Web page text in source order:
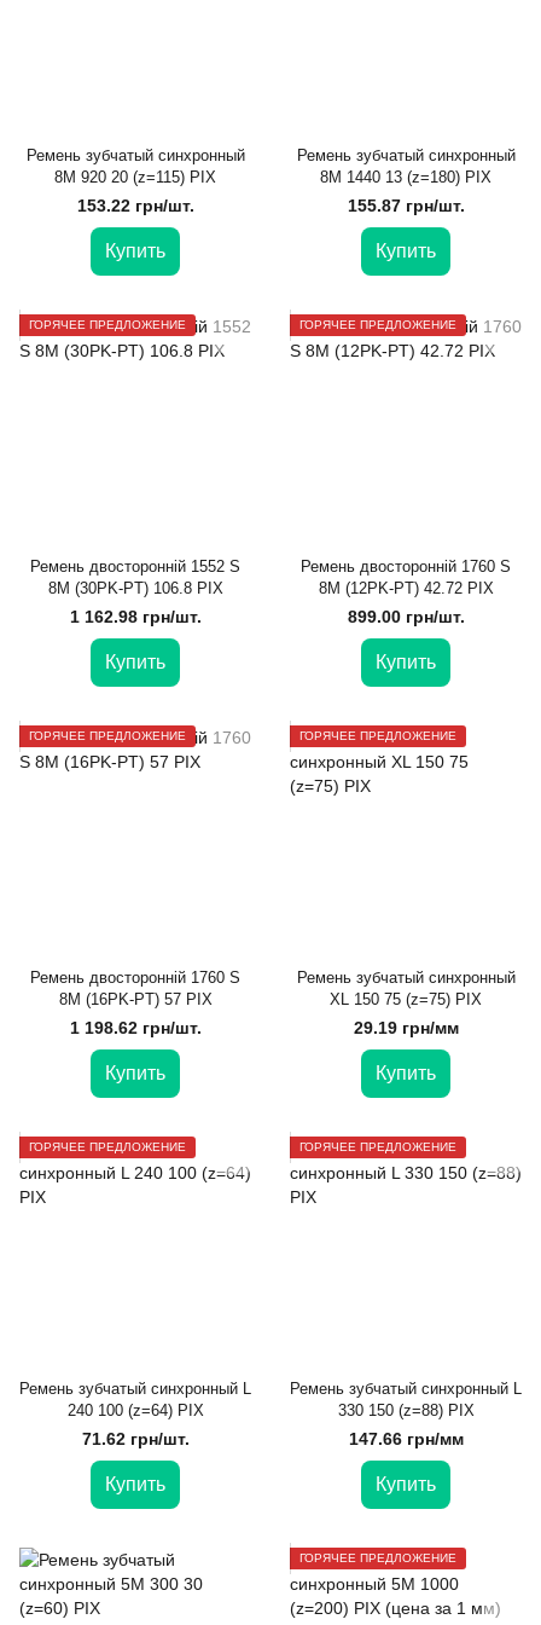
Ремень зубчатый синхронный
8M 920 20 (z=115) PIX
153.22 грн/шт.
Купить
Ремень зубчатый синхронный
8M 1440 13 (z=180) PIX
155.87 грн/шт.
Купить
ГОРЯЧЕЕ ПРЕДЛОЖЕНИЕ
Ремень двосторонній 1552 S
8M (30PK-PT) 106.8 PIX
1 162.98 грн/шт.
Купить
ГОРЯЧЕЕ ПРЕДЛОЖЕНИЕ
Ремень двосторонній 1760 S
8M (12PK-PT) 42.72 PIX
899.00 грн/шт.
Купить
ГОРЯЧЕЕ ПРЕДЛОЖЕНИЕ
Ремень двосторонній 1760 S
8M (16PK-PT) 57 PIX
1 198.62 грн/шт.
Купить
ГОРЯЧЕЕ ПРЕДЛОЖЕНИЕ
Ремень зубчатый синхронный
XL 150 75 (z=75) PIX
29.19 грн/мм
Купить
ГОРЯЧЕЕ ПРЕДЛОЖЕНИЕ
Ремень зубчатый синхронный L
240 100 (z=64) PIX
71.62 грн/шт.
Купить
ГОРЯЧЕЕ ПРЕДЛОЖЕНИЕ
Ремень зубчатый синхронный L
330 150 (z=88) PIX
147.66 грн/мм
Купить
ГОРЯЧЕЕ ПРЕДЛОЖЕНИЕ